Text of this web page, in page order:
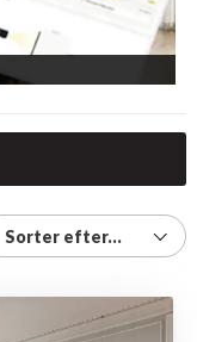
Sorter efter...